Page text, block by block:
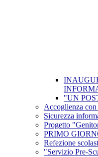
"UN
Accoglienza
Sicurezza
Progetto
PRIMO
Refezione
"Servizio Pre-